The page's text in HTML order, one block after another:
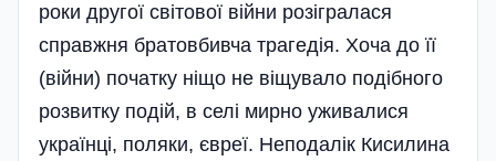
роки другої світової війни розігралася
справжня братовбивча трагедія. Хоча до її
(війни) початку ніщо не віщувало подібного
розвитку подій, в селі мирно уживалися
українці, поляки, євреї. Неподалік Кисилина